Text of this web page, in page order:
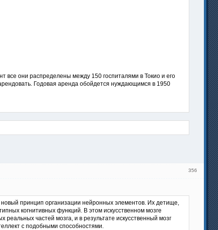
все они распределены между 150 госпиталями в Токио и его
Годовая аренда обойдется нуждающимся в 1950
356
новый принцип организации нейронных элементов. Их детище,
когнитивных функций. В этом искусственном мозге
частей мозга, и в результате искусственный мозг
с подобными способностями.